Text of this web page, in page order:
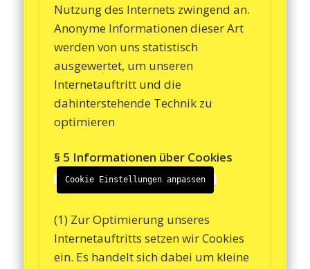
Nutzung des Internets zwingend an.
Anonyme Informationen dieser Art
werden von uns statistisch
ausgewertet, um unseren
Internetauftritt und die
dahinterstehende Technik zu
optimieren
§ 5 Informationen über Cookies
Cookie Einstellungen anpassen
(1) Zur Optimierung unseres
Internetauftritts setzen wir Cookies
ein. Es handelt sich dabei um kleine